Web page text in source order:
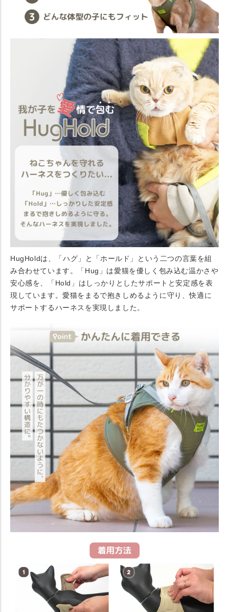
HugHoldは、「ハグ」と「ホールド」という二つの言葉を組
み合わせています。「Hug」は愛猫を優しく包み込む温かさや
安心感を、「Hold」はしっかりとしたサポートと安定感を表
現しています。愛猫をまるで抱きしめるように守り、快適に
サポートするハーネスを実現しました。